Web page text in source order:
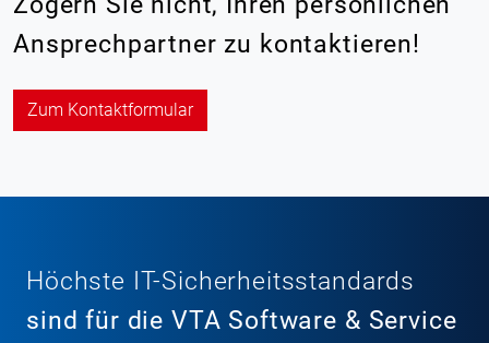
Ansprechpartner zu kontaktieren!
Zum Kontaktformular
Höchste IT-Sicherheitsstandards
sind für die VTA Software & Service